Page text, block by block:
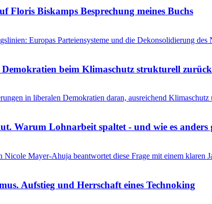
Floris Biskamps Besprechung meines Buchs
Europas Parteiensysteme und die Dekonsolidierung
beim Klimaschutz strukturell
in liberalen Demokratien daran, ausreichend
Warum Lohnarbeit spaltet - und wie es anders
Nicole Mayer-Ahuja beantwortet diese Frage mit einem
Aufstieg und Herrschaft eines Technoking